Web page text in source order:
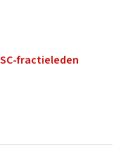
fractieleden